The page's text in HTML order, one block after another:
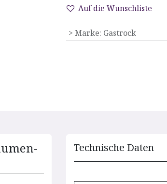
Auf die Wunschliste
> Marke: Gastrock
Technische D​aten